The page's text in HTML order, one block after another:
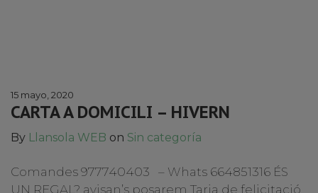
15 mayo, 2020
CARTA A DOMICILI – HIVERN
By Llansola WEB on Sin categoría
Comandes 977740403 – Whats 664851316 ÉS
UN REGAL? avisan’s posarem Tarja de felicitació